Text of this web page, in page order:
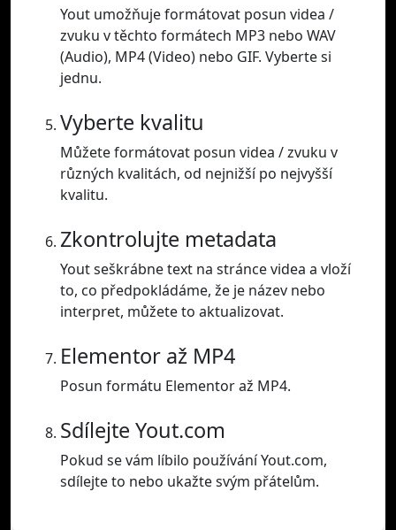
Yout umožňuje formátovat posun videa /
zvuku v těchto formátech MP3 nebo WAV
(Audio), MP4 (Video) nebo GIF. Vyberte si
jednu.
Vyberte kvalitu
Můžete formátovat posun videa / zvuku v
různých kvalitách, od nejnižší po nejvyšší
kvalitu.
Zkontrolujte metadata
Yout seškrábne text na stránce videa a vloží
to, co předpokládáme, že je název nebo
interpret, můžete to aktualizovat.
Elementor až MP4
Posun formátu Elementor až MP4.
Sdílejte Yout.com
Pokud se vám líbilo používání Yout.com,
sdílejte to nebo ukažte svým přátelům.